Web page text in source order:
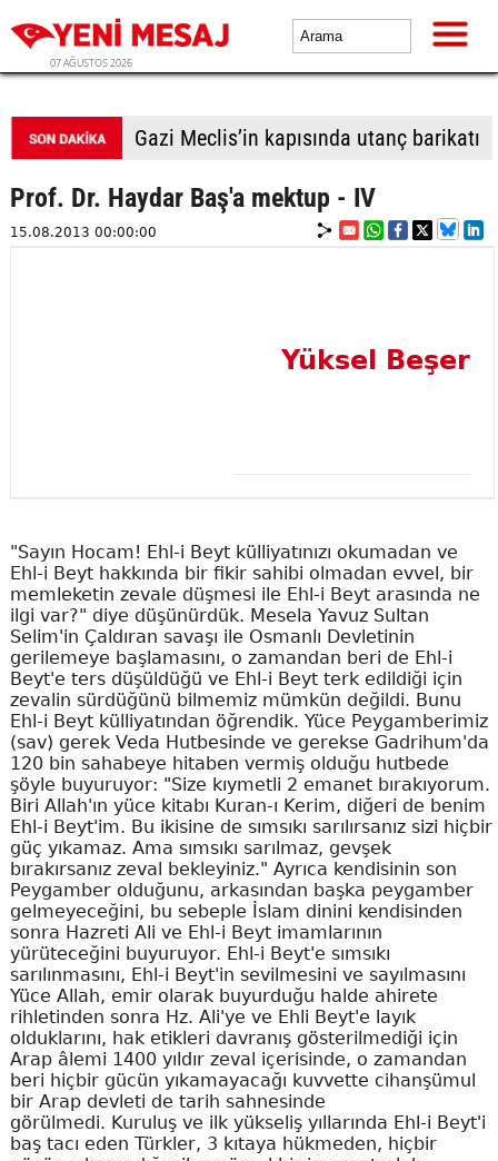
07 AĞUSTOS 2026
Gazi Meclis’in kapısında utanç barikatı
Prof. Dr. Haydar Baş'a mektup - IV
15.08.2013 00:00:00
Yüksel Beşer
"Sayın Hocam! Ehl-i Beyt külliyatınızı okumadan ve
Ehl-i Beyt hakkında bir fikir sahibi olmadan evvel, bir
memleketin zevale düşmesi ile Ehl-i Beyt arasında ne
ilgi var?" diye düşünürdük. Mesela Yavuz Sultan
Selim'in Çaldıran savaşı ile Osmanlı Devletinin
gerilemeye başlamasını, o zamandan beri de Ehl-i
Beyt'e ters düşüldüğü ve Ehl-i Beyt terk edildiği için
zevalin sürdüğünü bilmemiz mümkün değildi. Bunu
Ehl-i Beyt külliyatından öğrendik. Yüce Peygamberimiz
(sav) gerek Veda Hutbesinde ve gerekse Gadrihum'da
120 bin sahabeye hitaben vermiş olduğu hutbede
şöyle buyuruyor: "Size kıymetli 2 emanet bırakıyorum.
Biri Allah'ın yüce kitabı Kuran-ı Kerim, diğeri de benim
Ehl-i Beyt'im. Bu ikisine de sımsıkı sarılırsanız sizi hiçbir
güç yıkamaz. Ama sımsıkı sarılmaz, gevşek
bırakırsanız zeval bekleyiniz." Ayrıca kendisinin son
Peygamber olduğunu, arkasından başka peygamber
gelmeyeceğini, bu sebeple İslam dinini kendisinden
sonra Hazreti Ali ve Ehl-i Beyt imamlarının
yürüteceğini buyuruyor. Ehl-i Beyt'e sımsıkı
sarılınmasını, Ehl-i Beyt'in sevilmesini ve sayılmasını
Yüce Allah, emir olarak buyurduğu halde ahirete
rihletinden sonra Hz. Ali'ye ve Ehli Beyt'e layık
olduklarını, hak etikleri davranış gösterilmediği için
Arap âlemi 1400 yıldır zeval içerisinde, o zamandan
beri hiçbir gücün yıkamayacağı kuvvette cihanşümul
bir Arap devleti de tarih sahnesinde
görülmedi. Kuruluş ve ilk yükseliş yıllarında Ehl-i Beyt'i
baş tacı eden Türkler, 3 kıtaya hükmeden, hiçbir